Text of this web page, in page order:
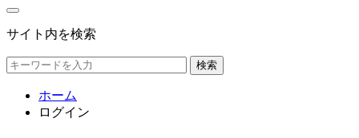
サイト内を検索
検索
ホーム
ログイン